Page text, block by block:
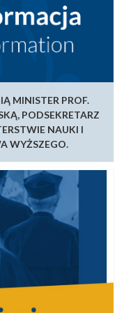
MINISTER PROF.
PODSEKRETARZ
NAUKI I
WYŻSZEGO.